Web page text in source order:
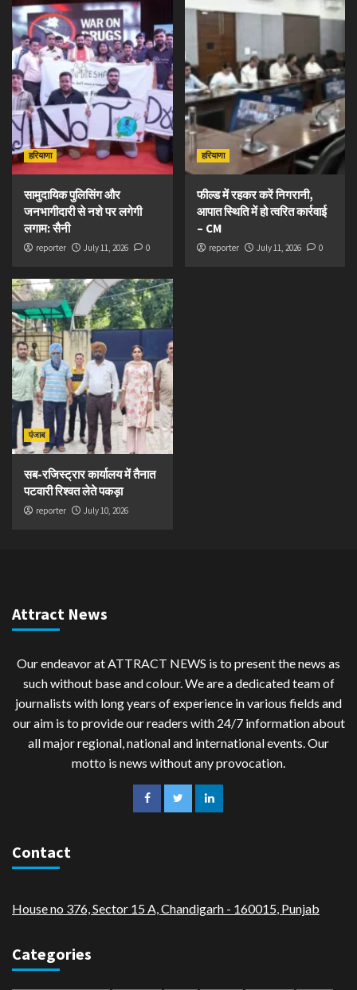
हरियाणा
सामुदायिक पुलिसिंग और
जनभागीदारी से नशे पर लगेगी
लगाम: सैनी
reporter July 11, 2026 0
हरियाणा
फील्ड में रहकर करें निगरानी,
आपात स्थिति में हो त्वरित कार्रवाई
– CM
reporter July 11, 2026 0
पंजाब
सब-रजिस्ट्रार कार्यालय में तैनात
पटवारी रिश्वत लेते पकड़ा
reporter July 10, 2026
Attract News
Our endeavor at ATTRACT NEWS is to present the news as
such without base and colour. We are a dedicated team of
journalists with long years of experience in various fields and
our aim is to provide our readers with 24/7 information about
all major regional, national and international events. Our
motto is news without any provocation.
Contact
House no 376, Sector 15 A, Chandigarh - 160015 Punjab
Categories